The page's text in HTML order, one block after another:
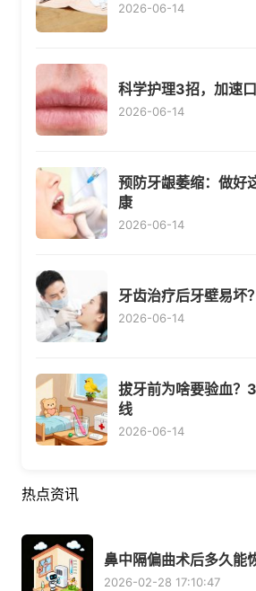
2026-06-14
科学护理3招，加速
2026-06-14
预防牙龈萎缩：做好
康
2026-06-14
牙齿治疗后牙壁易坏
2026-06-14
拔牙前为啥要验血？
线
2026-06-14
热点资讯
鼻中隔偏曲术后多久能
2026-02-28 17:10:47